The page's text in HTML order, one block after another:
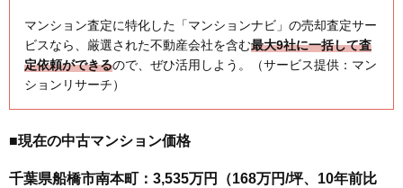
マンション査定に特化した「マンションナビ」の売却査定サー
ビスなら、厳選された不動産会社を含む最大9社に一括して査
定依頼ができるので、ぜひ活用しよう。（サービス提供：マン
ションリサーチ）
■現在の中古マンション価格
千葉県船橋市南本町：3,535万円（168万円/坪、10年前比